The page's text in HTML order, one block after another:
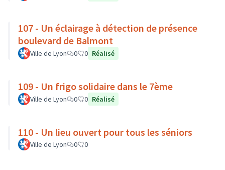
107 - Un éclairage à détection de présence
boulevard de Balmont
Ville de Lyon 0 0 Réalisé
109 - Un frigo solidaire dans le 7ème
Ville de Lyon 0 0 Réalisé
110 - Un lieu ouvert pour tous les séniors
Ville de Lyon 0 0